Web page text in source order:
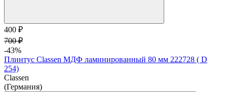
400 ₽
700 ₽
-43%
Плинтус Classen МДФ ламинированный 80 мм 222728 ( D
254)
Classen
(Германия)